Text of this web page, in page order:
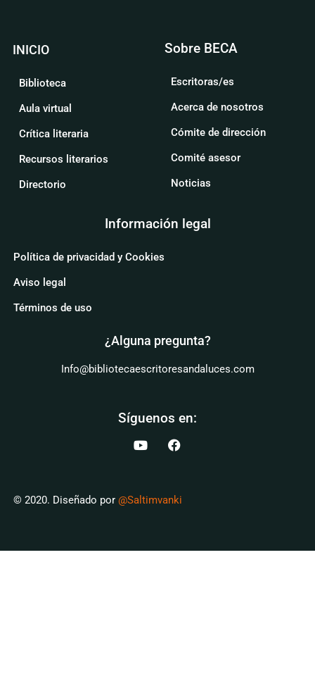
INICIO
Biblioteca
Aula virtual
Crítica literaria
Recursos literarios
Directorio
Sobre BECA
Escritoras/es
Acerca de nosotros
Cómite de dirección
Comité asesor
Noticias
Información legal
Política de privacidad y Cookies
Aviso legal
Términos de uso
¿Alguna pregunta?
Info@bibliotecaescritoresandaluces.com
© 2020. Diseñado por @Saltimvanki
Síguenos en: